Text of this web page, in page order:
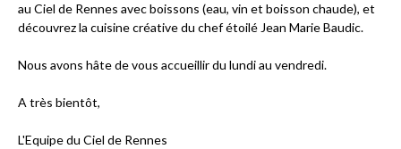
au Ciel de Rennes avec boissons (eau, vin et boisson chaude), et
découvrez la cuisine créative du chef étoilé Jean Marie Baudic.
Nous avons hâte de vous accueillir du lundi au vendredi.
A très bientôt,
L'Equipe du Ciel de Rennes